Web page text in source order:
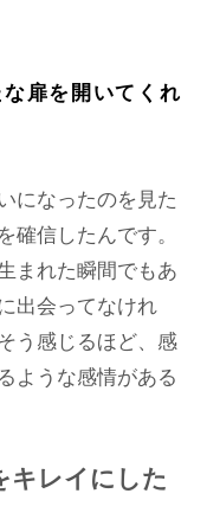
扉を開いてくれ
になったのを見た
信したんです。
まれた瞬間でもあ
出会ってなけれ
う感じるほど、感
ような感情がある
キレイにした